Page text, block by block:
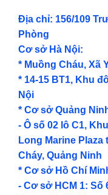
Địa chỉ: 156/109
Phòng
Cơ sở Hà Nội:
* Muồng Cháu, Xã
* 14-15 BT1, Khu
Nội
* Cơ sở Quảng
- Ô số 02 lô C1,
Long Marine
Cháy, Quảng Ninh
* Cơ sở Hồ Chí
- Cơ sở HCM 1: Số